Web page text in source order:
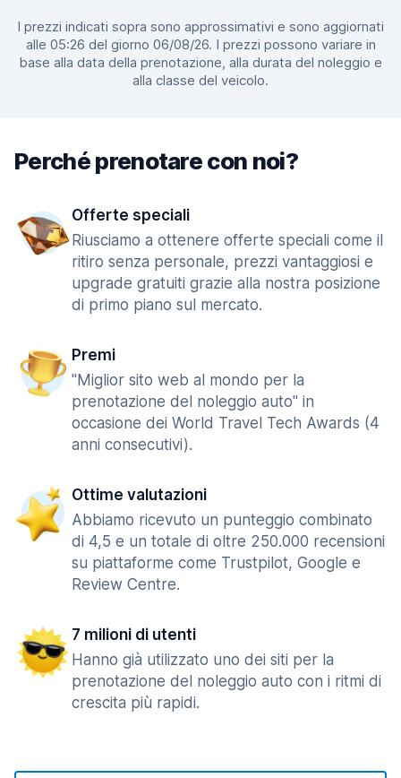
I prezzi indicati sopra sono approssimativi e sono aggiornati
alle 05:26 del giorno 06/08/26. I prezzi possono variare in
base alla data della prenotazione, alla durata del noleggio e
alla classe del veicolo.
Perché prenotare con noi?
Offerte speciali
Riusciamo a ottenere offerte speciali come il
ritiro senza personale, prezzi vantaggiosi e
upgrade gratuiti grazie alla nostra posizione
di primo piano sul mercato.
Premi
"Miglior sito web al mondo per la
prenotazione del noleggio auto" in
occasione dei World Travel Tech Awards (4
anni consecutivi).
Ottime valutazioni
Abbiamo ricevuto un punteggio combinato
di 4,5 e un totale di oltre 250.000 recensioni
su piattaforme come Trustpilot, Google e
Review Centre.
7 milioni di utenti
Hanno già utilizzato uno dei siti per la
prenotazione del noleggio auto con i ritmi di
crescita più rapidi.